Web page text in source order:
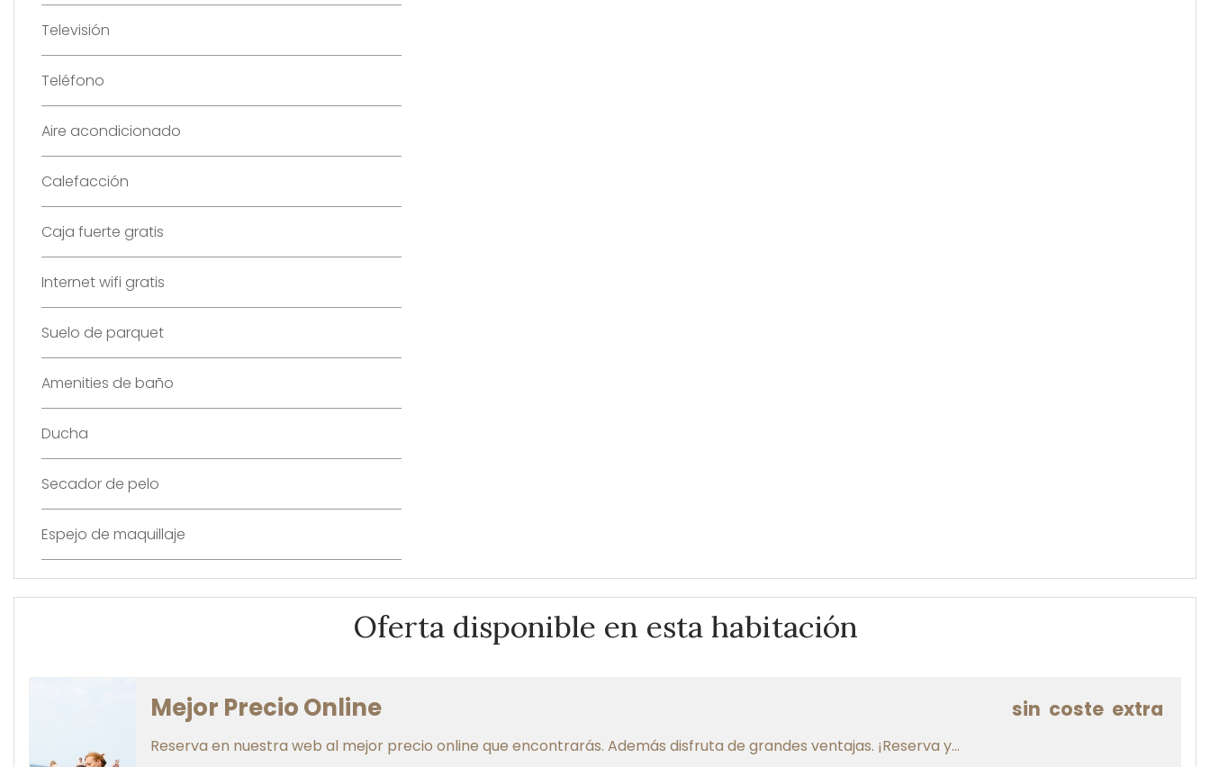
Televisión
Teléfono
Aire acondicionado
Calefacción
Caja fuerte gratis
Internet wifi gratis
Suelo de parquet
Amenities de baño
Ducha
Secador de pelo
Espejo de maquillaje
Oferta disponible en esta habitación
sin coste extra
Mejor Precio Online
Reserva en nuestra web al mejor precio online que encontrarás. Además disfruta de grandes ventajas. ¡Reserva y...